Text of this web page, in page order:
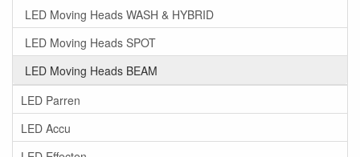
LED Moving Heads WASH & HYBRID
LED Moving Heads SPOT
LED Moving Heads BEAM
LED Parren
LED Accu